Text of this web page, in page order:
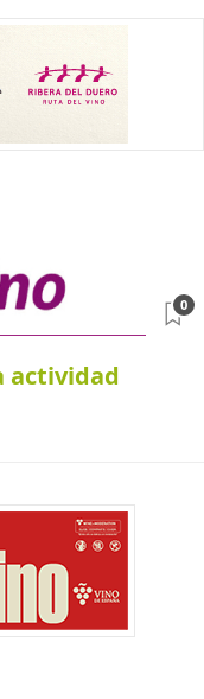
actividad
0